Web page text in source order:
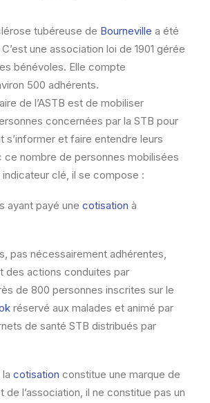
tubéreuse de Bourneville a été
une association loi de 1901 gérée
bénévoles. Elle compte
500 adhérents.
de l’ASTB est de mobiliser
concernées par la STB pour
s’informer et faire entendre leurs
ce nombre de personnes mobilisées
clé, il se compose :
ayant payé une cotisation à
pas nécessairement adhérentes,
des actions conduites par
de 800 personnes inscrites sur le
réservé aux malades et animé par
de santé STB distribués par
cotisation constitue une marque de
de l’association, il ne constitue pas un